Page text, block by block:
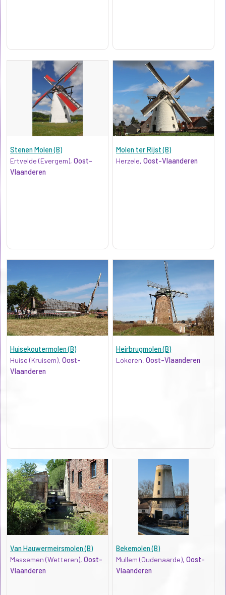
Stenen Molen (B)
Ertvelde (Evergem), Oost-
Vlaanderen
Molen ter Rijst (B)
Herzele,Oost-Vlaanderen
Huisekoutermolen (B)
Huise (Kruisem), Oost-
Vlaanderen
Heirbrugmolen (B)
Lokeren,Oost-Vlaanderen
Van Hauwermeirsmolen (B)
Massemen (Wetteren), Oost-
Vlaanderen
Bekemolen (B)
Mullem (Oudenaarde),Oost-
Vlaanderen